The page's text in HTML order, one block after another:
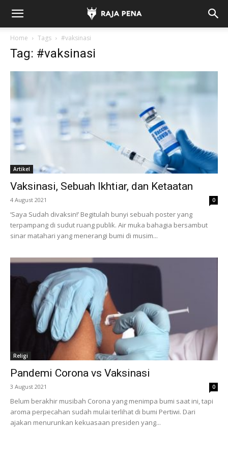
Home Tags #vaksinasi
Tag: #vaksinasi
Artikel
Vaksinasi, Sebuah Ikhtiar, dan Ketaatan
4 August 2021 0
‘Saya Sudah divaksin!’ Begitulah bunyi sebuah poster yang
terpampang di sudut ruang publik. Air muka bahagia bersambut
sinar matahari yang menerangi bumi di musim...
Religi
Pandemi Corona vs Vaksinasi
3 August 2021 0
Belum berakhir musibah Corona yang menimpa bumi saat ini, tapi
aroma perpecahan sudah mulai terlihat di bumi Pertiwi. Dari
ajakan menurunkan kekuasaan presiden yang...